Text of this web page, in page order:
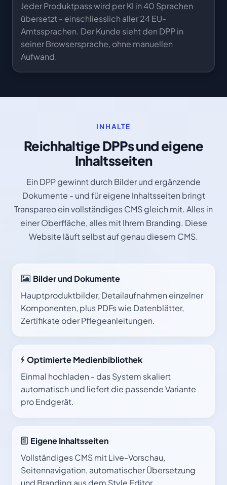
Jeder Produktpass wird per KI in 40 Sprachen
übersetzt - einschliesslich aller 24 EU-
Amtssprachen. Der Kunde sieht den DPP in
seiner Browsersprache, ohne manuellen
Aufwand.
INHALTE
Reichhaltige DPPs und eigene
Inhaltsseiten
Ein DPP gewinnt durch Bilder und ergänzende
Dokumente - und für eigene Inhaltsseiten bringt
Transpareo ein vollständiges CMS gleich mit. Alles in
einer Oberfläche, alles mit Ihrem Branding. Diese
Website läuft selbst auf genau diesem CMS.
Bilder und Dokumente
Hauptproduktbilder, Detailaufnahmen einzelner
Komponenten, plus PDFs wie Datenblätter,
Zertifikate oder Pflegeanleitungen.
Optimierte Medienbibliothek
Einmal hochladen - das System skaliert
automatisch und liefert die passende Variante
pro Endgerät.
Eigene Inhaltsseiten
Vollständiges CMS mit Live-Vorschau,
Seitennavigation, automatischer Übersetzung
und Branding aus dem Style Editor.